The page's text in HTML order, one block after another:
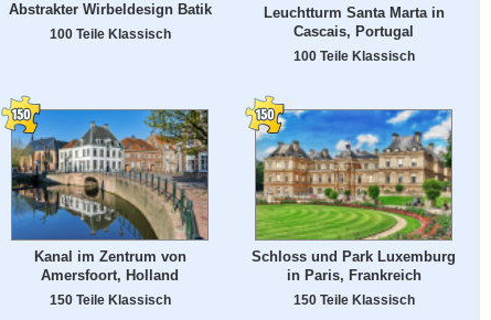
Abstrakter Wirbeldesign Batik
100 Teile Klassisch
Leuchtturm Santa Marta in
Cascais, Portugal
100 Teile Klassisch
Kanal im Zentrum von
Amersfoort, Holland
150 Teile Klassisch
Schloss und Park Luxemburg
in Paris, Frankreich
150 Teile Klassisch